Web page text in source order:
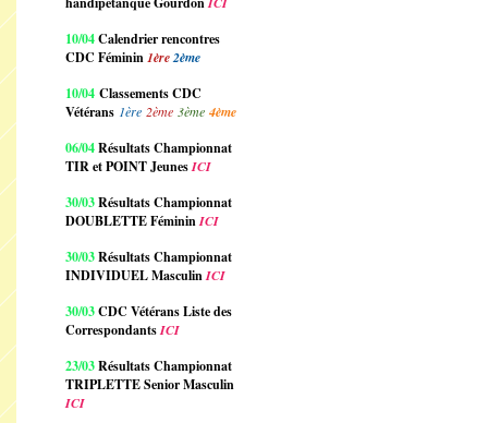
10/04Calendrier rencontres
CDC Féminin1ère2ème
10/04 Classements CDC
Vétérans 1ère 2ème 3ème 4ème
06/04Résultats Championnat
TIR et POINT JeunesICI
30/03Résultats Championnat
DOUBLETTE FémininICI
30/03Résultats Championnat
INDIVIDUEL MasculinICI
30/03CDC Vétérans Liste des
CorrespondantsICI
23/03Résultats Championnat
TRIPLETTE Senior Masculin
ICI